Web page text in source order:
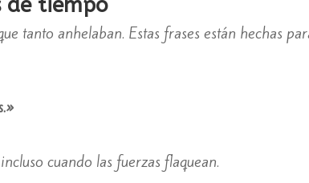
de tiempo
tanto anhelaban. Estas frases están hechas
cuando las fuerzas flaquean.